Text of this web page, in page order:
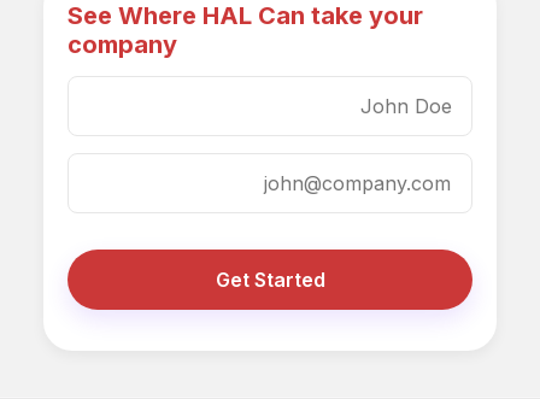
See Where HAL Can take your
company
Get Started